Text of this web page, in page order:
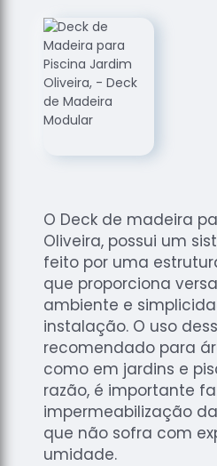
Assoalhos
de Madeira
Loja de
Assoalhos
Raspagem
Assoalhos
Raspagem
de Tacos
Madeiras
Raspagens
de Pisos
Tacos de
Madeiras
O Deck de madeira
Oliveira, possui um
feito por uma
que proporciona
ambiente e
instalação. O uso
recomendado para
como em jardins e
razão, é importante
impermeabilização
que não sofra com
umidade.